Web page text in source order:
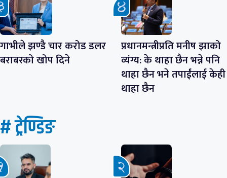
गाभीले झण्डै चार करोड डलर
बराबरको खोप दिने
प्रधानमन्त्रीप्रति मनीष झाको
व्यंग्य: के थाहा छैन भन्ने पनि
थाहा छैन भने तपाईंलाई केही
थाहा छैन
# ट्रेण्डिङ